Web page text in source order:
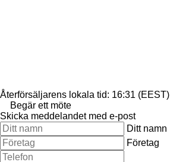
Återförsäljarens lokala tid: 16:31 (EEST)
Begär ett möte
Skicka meddelandet med e-post
Ditt namn
Företag